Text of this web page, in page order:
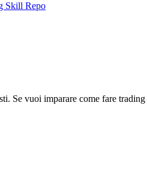
Skill Repo
Se vuoi imparare come fare